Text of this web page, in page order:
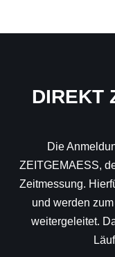
DIREKT
Die
ZEITGEMAESS,
Zeitmessung.
und werden
weitergeleitet.